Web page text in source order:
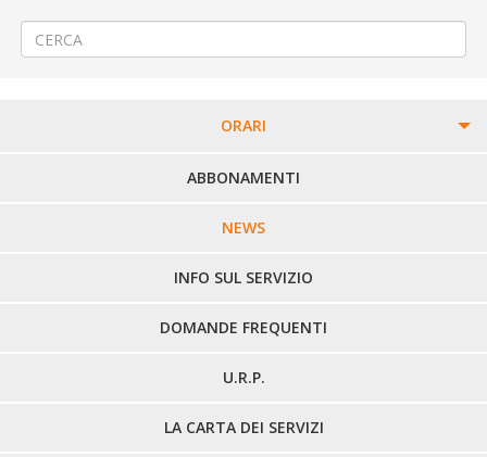
ORARI
PERCORSI URBANI IN BIELLA
LINEE URBANE VERCELLI
LINEE EXTRAURBANE
ABBONAMENTI
NEWS
INFO SUL SERVIZIO
DOMANDE FREQUENTI
U.R.P.
LA CARTA DEI SERVIZI